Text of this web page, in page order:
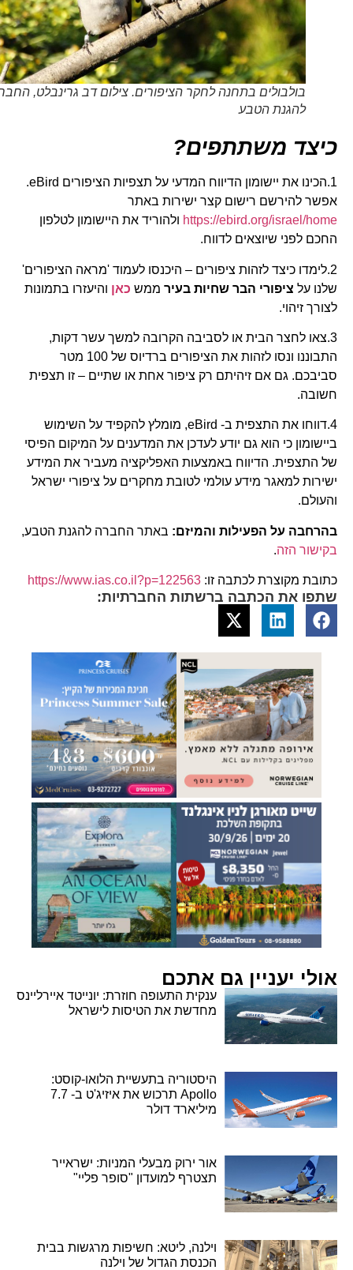
בולבולים בתחנה לחקר הציפורים. צילום דב גרינבלט, החברה
להגנת הטבע
כיצד משתתפים?
1.הכינו את יישומון הדיווח המדעי על תצפיות הציפורים eBird.
אפשר להירשם רישום קצר ישירות באתר
https://ebird.org/israel/homeולהוריד את היישומון לטלפון
החכם לפני שיוצאים לדווח.
2.לימדו כיצד לזהות ציפורים – היכנסו לעמוד 'מראה הציפורים'
שלנו עלציפורי הבר שחיות בעירממשכאןוהיעזרו בתמונות
לצורך זיהוי.
3.צאו לחצר הבית או לסביבה הקרובה למשך עשר דקות,
התבוננו ונסו לזהות את הציפורים ברדיוס של 100 מטר
סביבכם. גם אם זיהיתם רק ציפור אחת או שתיים – זו תצפית
חשובה.
4.דווחו את התצפית ב- eBird, מומלץ להקפיד על השימוש
ביישומון כי הוא גם יודע לעדכן את המדענים על המיקום הפיסי
של התצפית. הדיווח באמצעות האפליקציה מעביר את המידע
ישירות למאגר מידע עולמי לטובת מחקרים על ציפורי ישראל
והעולם.
בהרחבה על הפעילות והמיזם:באתר החברה להגנת הטבע,
בקישור הזה.
כתובת מקוצרת לכתבה זו: https://www.ias.co.il?p=122563
שתפו את הכתבה ברשתות החברתיות:
אולי יעניין גם אתכם
ענקית התעופה חוזרת: יונייטד איירליינס
מחדשת את הטיסות לישראל
היסטוריה בתעשיית הלואו-קוסט:
Apollo תרכוש את איזיג'ט ב- 7.7
מיליארד דולר
אור ירוק מבעלי המניות: ישראייר
תצטרף למועדון "סופר פליי"
וילנה, ליטא: חשיפות מרגשות בבית
הכנסת הגדול של וילנה